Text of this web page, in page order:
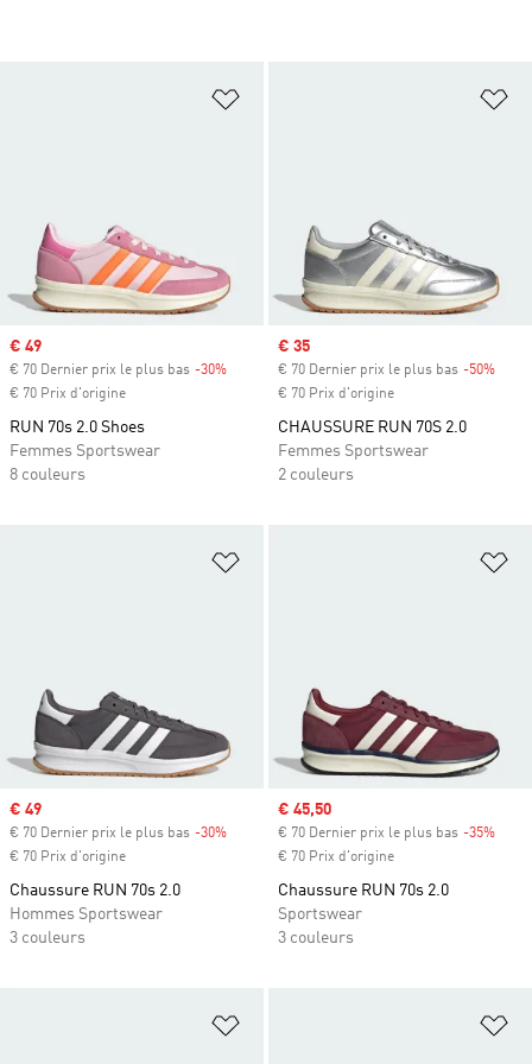
Ajouter à la Liste de produits
Prix soldé
€ 49
€ 70 Dernier prix le plus bas -30%
€ 70 Prix d'origine
RUN 70s 2.0 Shoes
Femmes Sportswear
8 couleurs
Prix soldé
€ 35
€ 70 Dernier prix le plus bas -50%
€ 70 Prix d'origine
CHAUSSURE RUN 70S 2.0
Femmes Sportswear
2 couleurs
Ajouter à la Liste de produits
Prix soldé
€ 49
€ 70 Dernier prix le plus bas -30%
€ 70 Prix d'origine
Chaussure RUN 70s 2.0
Hommes Sportswear
3 couleurs
Prix soldé
€ 45,50
€ 70 Dernier prix le plus bas -35%
€ 70 Prix d'origine
Chaussure RUN 70s 2.0
Sportswear
3 couleurs
Ajouter à la Liste de produits